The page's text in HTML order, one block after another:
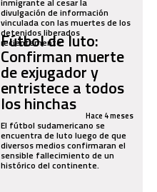
divulgación de información
vinculada con las muertes de los
detenidos liberados
recientemente.
Fútbol de luto:
Confirman muerte
de exjugador y
entristece a todos
los hinchas Hace 4 meses
El fútbol sudamericano se
encuentra de luto luego de que
diversos medios confirmaran el
sensible fallecimiento de un
histórico del continente.